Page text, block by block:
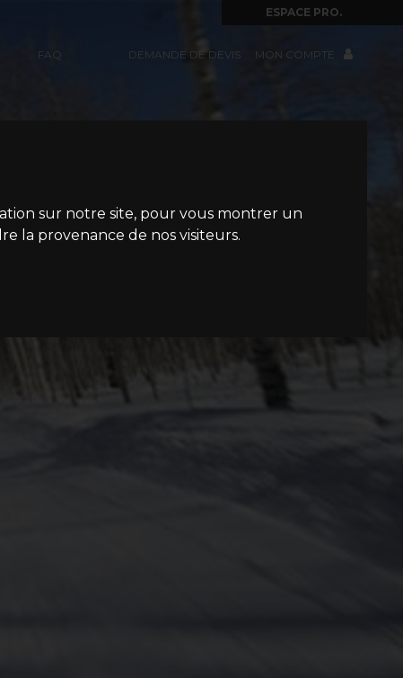
sur notre site, pour vous montrer un
la provenance de nos visiteurs.
FAQ DEMANDE DE DEVIS
ESPACE PRO.
MON COMPTE